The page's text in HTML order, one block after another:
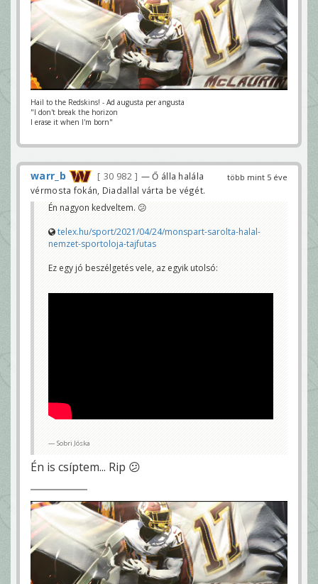
Hail to the Redskins! - Ad augusta per angusta
"I don't break the horizon
I erase it when I'm born"
több mint 5 éve
warr_b 30 982
— Ő álla halála
vérmosta fokán, Diadallal várta be végét.
Én nagyon kedveltem. 😕
telex.hu/sport/2021/04/24/monspart-sarolta-halal-
nemzet-sportoloja-tajfutas
Ez egy jó beszélgetés vele, az egyik utolsó:
Sobri Jóska
Én is csíptem... Rip 😕